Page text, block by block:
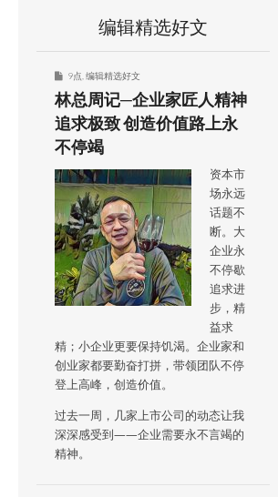
编辑精选好文
9点 编辑精选好文
林总周记─企业家匠人精神
追求极致 创造价值路上永
不停竭
资本市
场永远
话题不
断。大
企业永
不停歇
追求进
步，精
益求
精；小企业更要保持饥渴。企业家和
创业家都要勤奋打拼，带领团队不停
登上高峰，创造价值。
过去一周，几家上市公司的动态让我
深深感受到——企业需要永不言竭的
精神。